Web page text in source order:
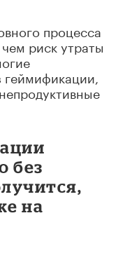
процесса
риск утраты
без
на